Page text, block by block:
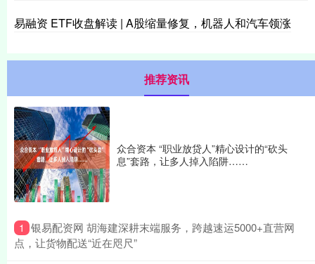
易融资 ETF收盘解读 | A股缩量修复，机器人和汽车领涨
推荐资讯
众合资本 “职业放贷人”精心设计的“砍头
息”套路，让多人掉入陷阱……
1 ​银易配资网 胡海建深耕末端服务，跨越速运5000+直营网
点，让货物配送“近在咫尺”